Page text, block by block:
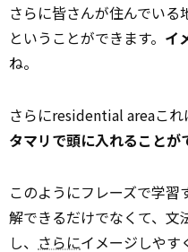
さらに皆さんが住んでい
ということができます。 イ
ね。
さらにresidential areaこれ
タマリで頭に入れることが
このようにフレーズで学
解できるだけでなくて、文
し、 さらにイメージしやす